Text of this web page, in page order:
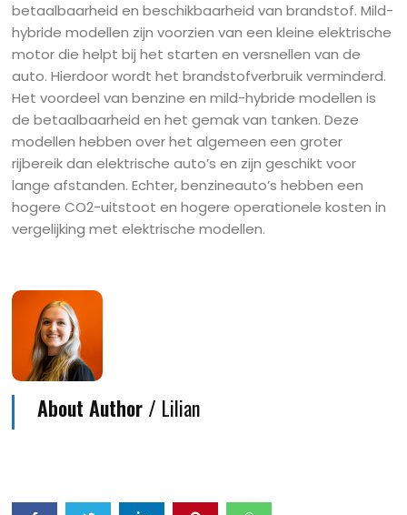
betaalbaarheid en beschikbaarheid van brandstof. Mild-
hybride modellen zijn voorzien van een kleine elektrische
motor die helpt bij het starten en versnellen van de
auto. Hierdoor wordt het brandstofverbruik verminderd.
Het voordeel van benzine en mild-hybride modellen is
de betaalbaarheid en het gemak van tanken. Deze
modellen hebben over het algemeen een groter
rijbereik dan elektrische auto’s en zijn geschikt voor
lange afstanden. Echter, benzineauto’s hebben een
hogere CO2-uitstoot en hogere operationele kosten in
vergelijking met elektrische modellen.
About Author / Lilian